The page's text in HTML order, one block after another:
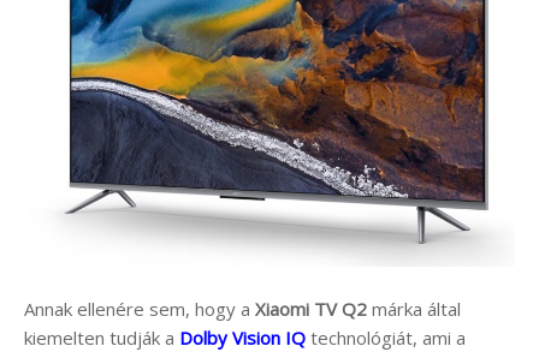
Annak ellenére sem, hogy a Xiaomi TV Q2 márka által
kiemelten tudják a Dolby Vision IQ technológiát, ami a